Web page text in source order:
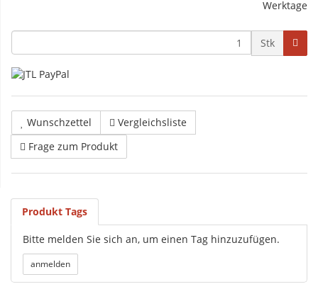
Werktage
Stk
Wunschzettel
Vergleichsliste
Frage zum Produkt
Produkt Tags
Bitte melden Sie sich an, um einen Tag hinzuzufügen.